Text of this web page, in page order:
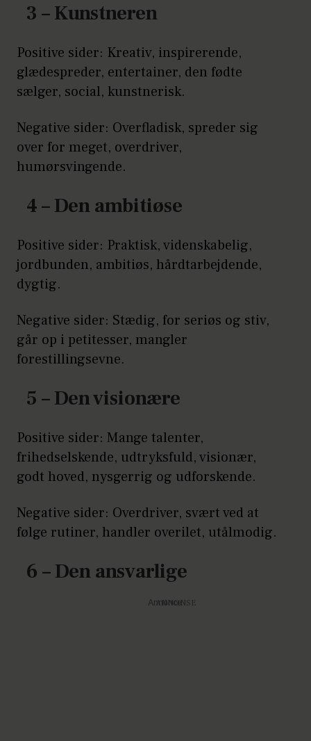
3 – Kunstneren
Positive sider: Kreativ, inspirerende,
glædespreder, entertainer, den fødte
sælger, social, kunstnerisk.
Negative sider: Overfladisk, spreder sig
over for meget, overdriver,
humørsvingende.
4 – Den ambitiøse
Positive sider: Praktisk, videnskabelig,
jordbunden, ambitiøs, hårdtarbejdende,
dygtig.
Negative sider: Stædig, for seriøs og stiv,
går op i petitesser, mangler
forestillingsevne.
5 – Den visionære
Positive sider: Mange talenter,
frihedselskende, udtryksfuld, visionær,
godt hoved, nysgerrig og udforskende.
Negative sider: Overdriver, svært ved at
følge rutiner, handler overilet, utålmodig.
6 – Den ansvarlige
Annonce